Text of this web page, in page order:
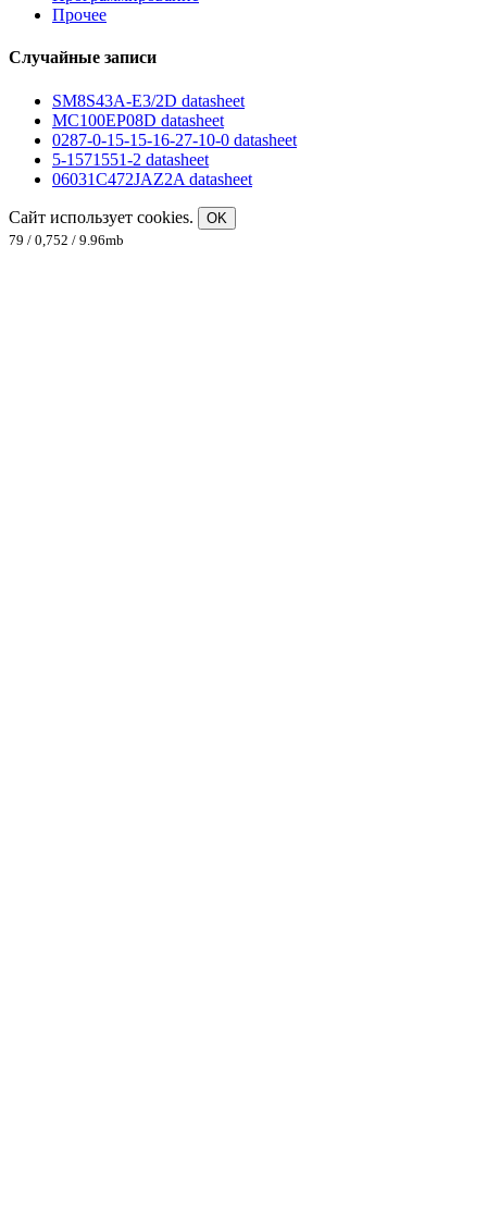
Прочее
Случайные записи
SM8S43A-E3/2D datasheet
MC100EP08D datasheet
0287-0-15-15-16-27-10-0 datasheet
5-1571551-2 datasheet
06031C472JAZ2A datasheet
Сайт использует cookies.
OK
79 / 0,752 / 9.96mb